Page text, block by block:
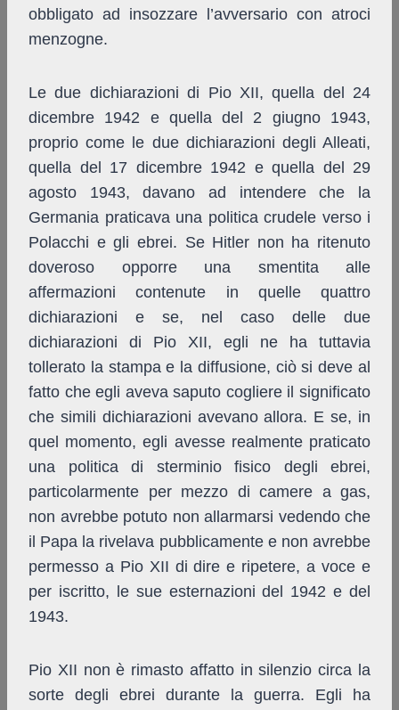
obbligato ad insozzare l’avversario con atroci
menzogne.
Le due dichiarazioni di Pio XII, quella del 24
dicembre 1942 e quella del 2 giugno 1943,
proprio come le due dichiarazioni degli Alleati,
quella del 17 dicembre 1942 e quella del 29
agosto 1943, davano ad intendere che la
Germania praticava una politica crudele verso i
Polacchi e gli ebrei. Se Hitler non ha ritenuto
doveroso opporre una smentita alle
affermazioni contenute in quelle quattro
dichiarazioni e se, nel caso delle due
dichiarazioni di Pio XII, egli ne ha tuttavia
tollerato la stampa e la diffusione, ciò si deve al
fatto che egli aveva saputo cogliere il significato
che simili dichiarazioni avevano allora. E se, in
quel momento, egli avesse realmente praticato
una politica di sterminio fisico degli ebrei,
particolarmente per mezzo di camere a gas,
non avrebbe potuto non allarmarsi vedendo che
il Papa la rivelava pubblicamente e non avrebbe
permesso a Pio XII di dire e ripetere, a voce e
per iscritto, le sue esternazioni del 1942 e del
1943.
Pio XII non è rimasto affatto in silenzio circa la
sorte degli ebrei durante la guerra. Egli ha